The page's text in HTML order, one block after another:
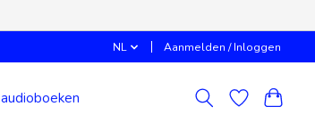
NL Aanmelden / Inloggen
audioboeken